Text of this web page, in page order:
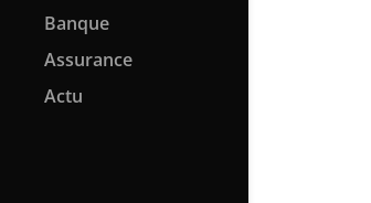
Banque
Assurance
Actu